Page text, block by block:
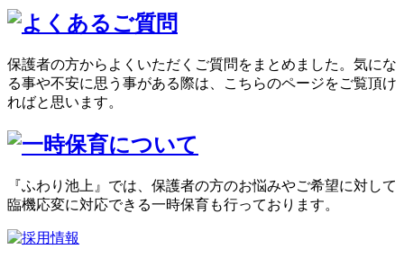
保護者の方からよくいただくご質問をまとめました。気にな
る事や不安に思う事がある際は、こちらのページをご覧頂け
ればと思います。
『ふわり池上』では、保護者の方のお悩みやご希望に対して
臨機応変に対応できる一時保育も行っております。